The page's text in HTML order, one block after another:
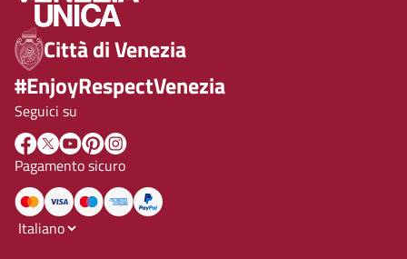
Città di Venezia
#EnjoyRespectVenezia
Seguici su
Pagamento sicuro